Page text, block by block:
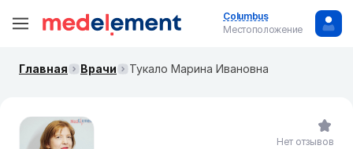
Columbus
Местоположение
Главная Врачи Тукало Марина Ивановна
Нет отзывов